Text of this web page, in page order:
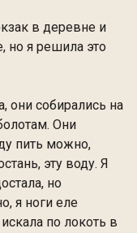
в деревне и
но я решила это
они собирались на
Они
пить можно,
эту воду. Я
но
я ноги еле
по локоть в